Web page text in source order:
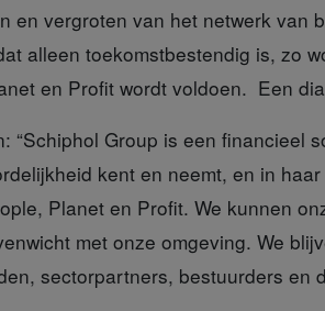
en vergroten van het netwerk van
alleen toekomstbestendig is, zo
en Profit wordt voldoen. Een
“Schiphol Group is een financieel
kent en neemt, en in
Planet en Profit. We kunnen
met onze omgeving. We
sectorpartners, bestuurders en